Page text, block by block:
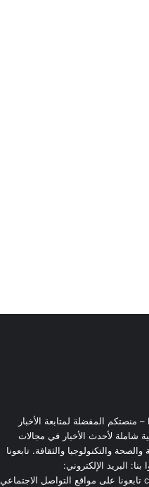
مرحبًا بكم في M24 Press – منصتكم المفضلة لمتابعة الأخبار
شاملة لأحدث الأخبار في مجالات
والتكنولوجيا والثقافة. تابعونا
البريد الإلكتروني:
تابعونا على مواقع التواصل الاجتماعي